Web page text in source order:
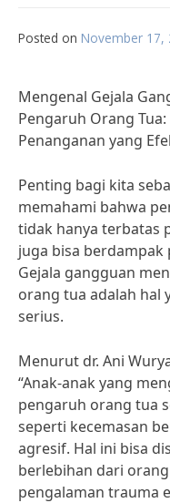
Posted on November 17,
Mengenal Gejala
Pengaruh Orang
Penanganan yang
Penting bagi kita
memahami bahwa
tidak hanya terbatas
juga bisa berdampak
Gejala gangguan
orang tua adalah hal
serius.
Menurut dr. Ani
“Anak-anak yang
pengaruh orang tua
seperti kecemasan
agresif. Hal ini bisa
berlebihan dari
pengalaman trauma